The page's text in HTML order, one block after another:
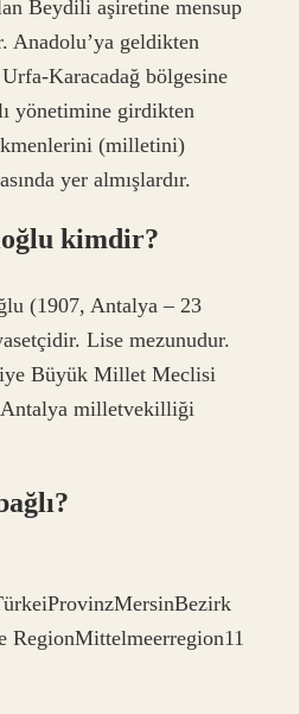
Beydili aşiretine mensup
Anadolu’ya geldikten
Karacadağ bölgesine
yönetimine girdikten
(milletini)
yer almışlardır.
kimdir?
(1907, Antalya – 23
Lise mezunudur.
Büyük Millet Meclisi
milletvekilliği
RegionMittelmeerregion11